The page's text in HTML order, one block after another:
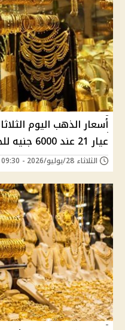
عيار 21 عند 6000 جنيه للجرام
الثلاثاء 28/يوليو/2026 - 09:30 ص